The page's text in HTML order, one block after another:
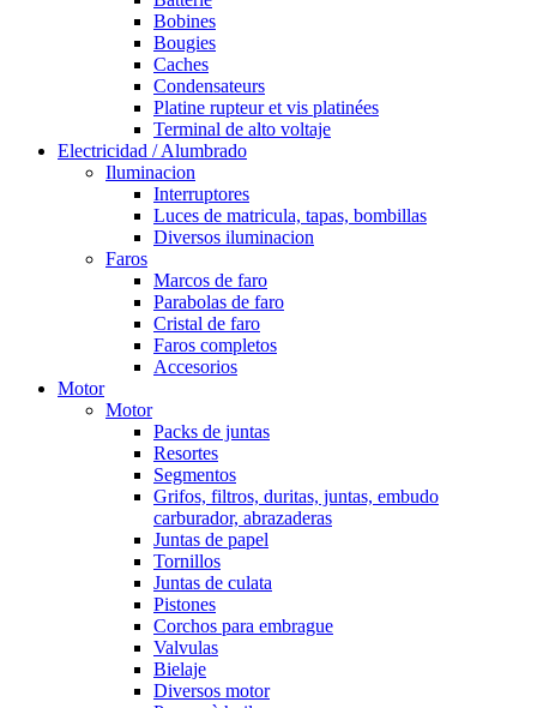
Bobines
Bougies
Caches
Condensateurs
Platine rupteur et vis platinées
Terminal de alto voltaje
Electricidad / Alumbrado
Iluminacion
Interruptores
Luces de matricula, tapas, bombillas
Diversos iluminacion
Faros
Marcos de faro
Parabolas de faro
Cristal de faro
Faros completos
Accesorios
Motor
Motor
Packs de juntas
Resortes
Segmentos
Grifos, filtros, duritas, juntas, embudo
carburador, abrazaderas
Juntas de papel
Tornillos
Juntas de culata
Pistones
Corchos para embrague
Valvulas
Bielaje
Diversos motor